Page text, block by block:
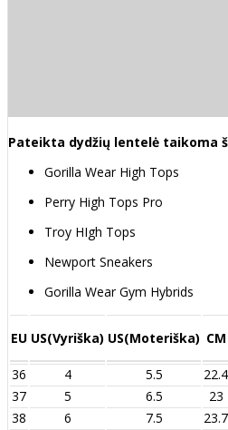
Pateikta dydžių lentelė taikoma
Gorilla Wear High Tops
Perry High Tops Pro
Troy HIgh Tops
Newport Sneakers
Gorilla Wear Gym Hybrids
EU US(Vyriška) US(Moteriška) CM
36 4 5.5
22.4
37
5 6.5
23
38
6 7.5
23.7